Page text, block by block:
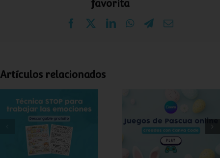
favorita
FacebookLinkedInWhatsApp
Telegram
Correo
Artículos relacionados
Técnica STOP para
trabajar las
emociones (+
lámina gratis para
Juegos de Pascua
online para niños
(creados con Canva
Code)